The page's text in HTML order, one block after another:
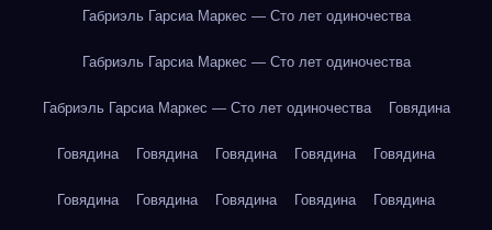
Габриэль Гарсиа Маркес — Сто лет одиночества
Габриэль Гарсиа Маркес — Сто лет одиночества
Габриэль Гарсиа Маркес — Сто лет одиночества Говядина
Говядина Говядина Говядина Говядина Говядина
Говядина Говядина Говядина Говядина Говядина